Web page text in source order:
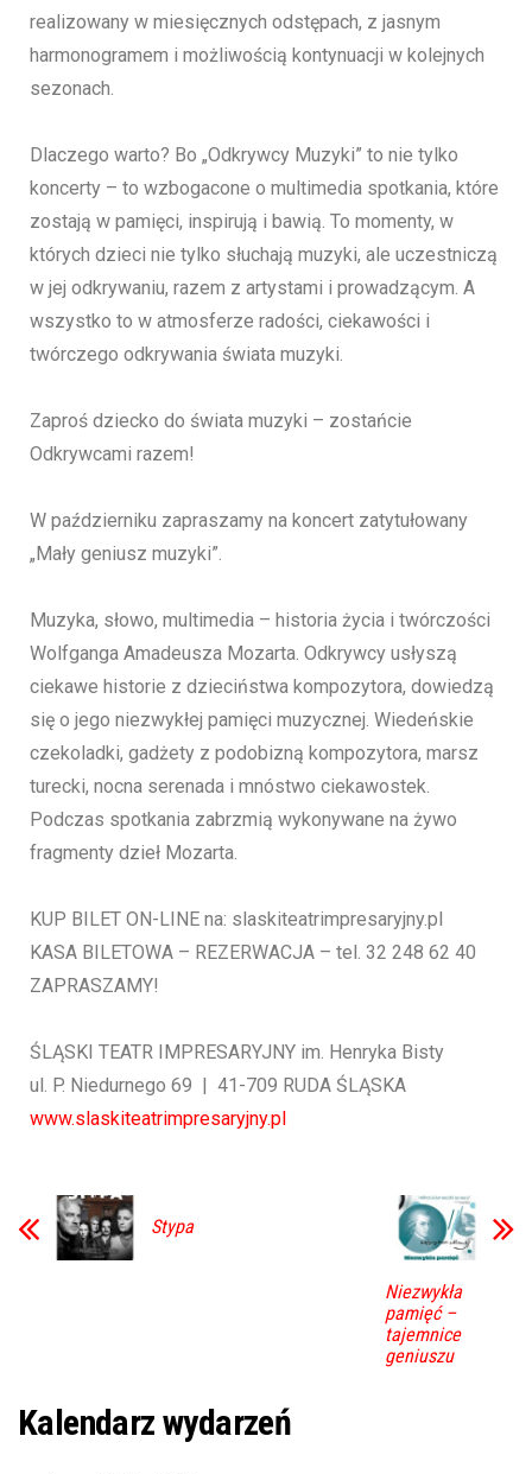
realizowany w miesięcznych odstępach, z jasnym
harmonogramem i możliwością kontynuacji w kolejnych
sezonach.
Dlaczego warto? Bo „Odkrywcy Muzyki” to nie tylko
koncerty – to wzbogacone o multimedia spotkania, które
zostają w pamięci, inspirują i bawią. To momenty, w
których dzieci nie tylko słuchają muzyki, ale uczestniczą
w jej odkrywaniu, razem z artystami i prowadzącym. A
wszystko to w atmosferze radości, ciekawości i
twórczego odkrywania świata muzyki.
Zaproś dziecko do świata muzyki – zostańcie
Odkrywcami razem!
W październiku zapraszamy na koncert zatytułowany
„Mały geniusz muzyki”.
Muzyka, słowo, multimedia – historia życia i twórczości
Wolfganga Amadeusza Mozarta. Odkrywcy usłyszą
ciekawe historie z dzieciństwa kompozytora, dowiedzą
się o jego niezwykłej pamięci muzycznej. Wiedeńskie
czekoladki, gadżety z podobizną kompozytora, marsz
turecki, nocna serenada i mnóstwo ciekawostek.
Podczas spotkania zabrzmią wykonywane na żywo
fragmenty dzieł Mozarta.
KUP BILET ON-LINE na: slaskiteatrimpresaryjny.pl
KASA BILETOWA – REZERWACJA – tel. 32 248 62 40
ZAPRASZAMY!
ŚLĄSKI TEATR IMPRESARYJNY im. Henryka Bisty
ul. P. Niedurnego 69 | 41-709 RUDA ŚLĄSKA
www.slaskiteatrimpresaryjny.pl
Stypa
Niezwykła
pamięć –
tajemnice
geniuszu
Kalendarz wydarzeń